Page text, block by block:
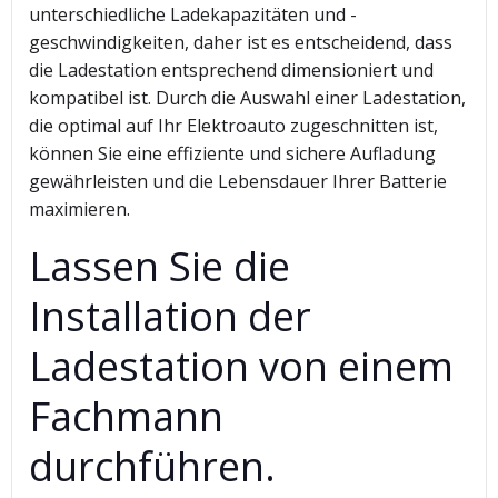
unterschiedliche Ladekapazitäten und -
geschwindigkeiten, daher ist es entscheidend, dass
die Ladestation entsprechend dimensioniert und
kompatibel ist. Durch die Auswahl einer Ladestation,
die optimal auf Ihr Elektroauto zugeschnitten ist,
können Sie eine effiziente und sichere Aufladung
gewährleisten und die Lebensdauer Ihrer Batterie
maximieren.
Lassen Sie die
Installation der
Ladestation von einem
Fachmann
durchführen.